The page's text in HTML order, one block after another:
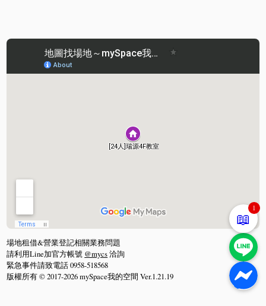
場地租借&營業登記相關業務問題
請利用Line加官方帳號 @mycs洽詢
緊急事件請致電話 0958-518568
版權所有 © 2017-2026 mySpace我的空間 Ver.1.21.19
📖
1